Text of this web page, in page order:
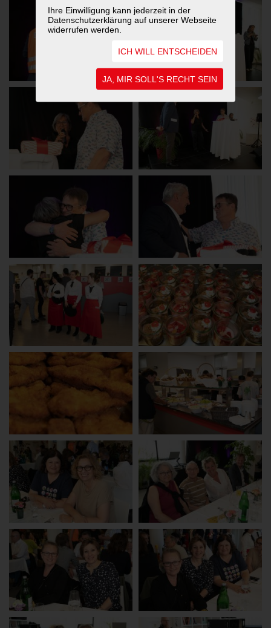
Ihre Einwilligung kann jederzeit in der
Datenschutzerklärung auf unserer Webseite
widerrufen werden.
ICH WILL ENTSCHEIDEN
JA, MIR SOLL'S RECHT SEIN